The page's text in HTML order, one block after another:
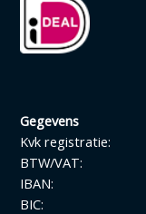
Gegevens
Kvk registratie:
BTW/VAT:
IBAN:
BIC: